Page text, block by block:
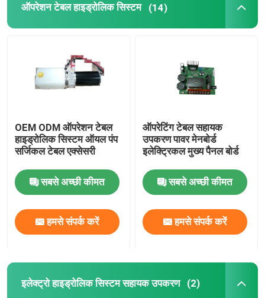
ऑपरेशन टेबल हाइड्रोलिक सिस्टम (14)
OEM ODM ऑपरेशन टेबल
हाइड्रोलिक सिस्टम ऑयल पंप
सर्जिकल टेबल एक्सेसरी
सबसे अच्छी कीमत
हमसे संपर्क करें
ऑपरेटिंग टेबल सहायक
उपकरण पावर मेनबोर्ड
इलेक्ट्रिकल मुख्य पैनल बोर्ड
सबसे अच्छी कीमत
हमसे संपर्क करें
इलेक्ट्रो हाइड्रोलिक सिस्टम सहायक उपकरण (2)